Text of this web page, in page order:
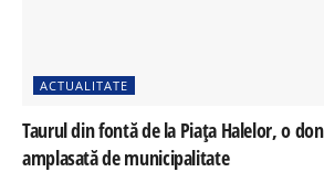
ACTUALITATE
Taurul din fontă de la Piața Halelor, o
amplasată de municipalitate